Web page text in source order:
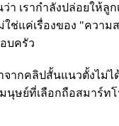
า เรากำลังปล่อยให้ลู
ใช่แค่เรื่องของ "ควา
บครัว
จากคลิปสั้นแนวตั้งไม่
นุษย์ที่เลือกถือสมาร์ท